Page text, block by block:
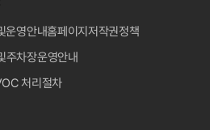
운영안내홈페이지저작권정책
주차장운영안내
처리절차